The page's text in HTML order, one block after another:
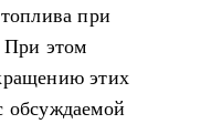
при
При этом
этих
обсуждаемой